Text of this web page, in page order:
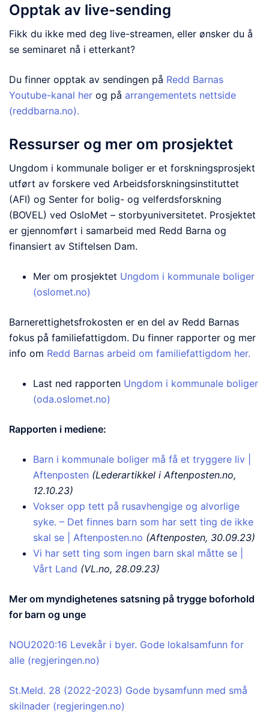
Opptak av live-sending
Fikk du ikke med deg live-streamen, eller ønsker du å
se seminaret nå i etterkant?
Du finner opptak av sendingen på Redd Barnas
Youtube-kanal her og på arrangementets nettside
(reddbarna.no).
Ressurser og mer om prosjektet
Ungdom i kommunale boliger er et forskningsprosjekt
utført av forskere ved Arbeidsforskningsinstituttet
(AFI) og Senter for bolig- og velferdsforskning
(BOVEL) ved OsloMet – storbyuniversitetet. Prosjektet
er gjennomført i samarbeid med Redd Barna og
finansiert av Stiftelsen Dam.
Mer om prosjektet Ungdom i kommunale boliger
(oslomet.no)
Barnerettighetsfrokosten er en del av Redd Barnas
fokus på familiefattigdom. Du finner rapporter og mer
info om Redd Barnas arbeid om familiefattigdom her.
Last ned rapporten Ungdom i kommunale boliger
(oda.oslomet.no)
Rapporten i mediene:
Barn i kommunale boliger må få et tryggere liv |
Aftenposten (Lederartikkel i Aftenposten.no,
12.10.23)
Vokser opp tett på rusavhengige og alvorlige
syke. – Det finnes barn som har sett ting de ikke
skal se | Aftenposten.no (Aftenposten, 30.09.23)
Vi har sett ting som ingen barn skal måtte se |
Vårt Land (VL.no, 28.09.23)
Mer om myndighetenes satsning på trygge boforhold
for barn og unge
NOU2020:16 Levekår i byer. Gode lokalsamfunn for
alle (regjeringen.no)
St.Meld. 28 (2022-2023) Gode bysamfunn med små
skilnader (regjeringen.no)